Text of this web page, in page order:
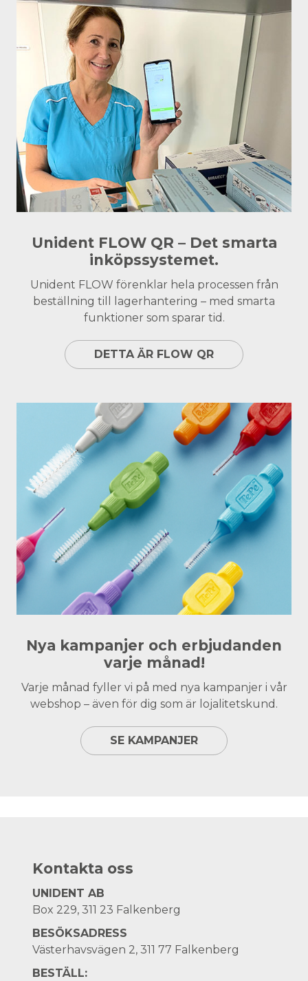
Unident FLOW QR – Det smarta
inköpssystemet.
Unident FLOW förenklar hela processen från
beställning till lagerhantering – med smarta
funktioner som sparar tid.
DETTA ÄR FLOW QR
Nya kampanjer och erbjudanden
varje månad!
Varje månad fyller vi på med nya kampanjer i vår
webshop – även för dig som är lojalitetskund.
SE KAMPANJER
Kontakta oss
UNIDENT AB
Box 229, 311 23 Falkenberg
BESÖKSADRESS
Västerhavsvägen 2, 311 77 Falkenberg
BESTÄLL: